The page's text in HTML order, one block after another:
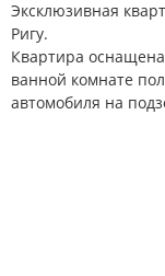
Эксклюзивная
Ригу.
Квартира
ванной комнате
автомобиля на